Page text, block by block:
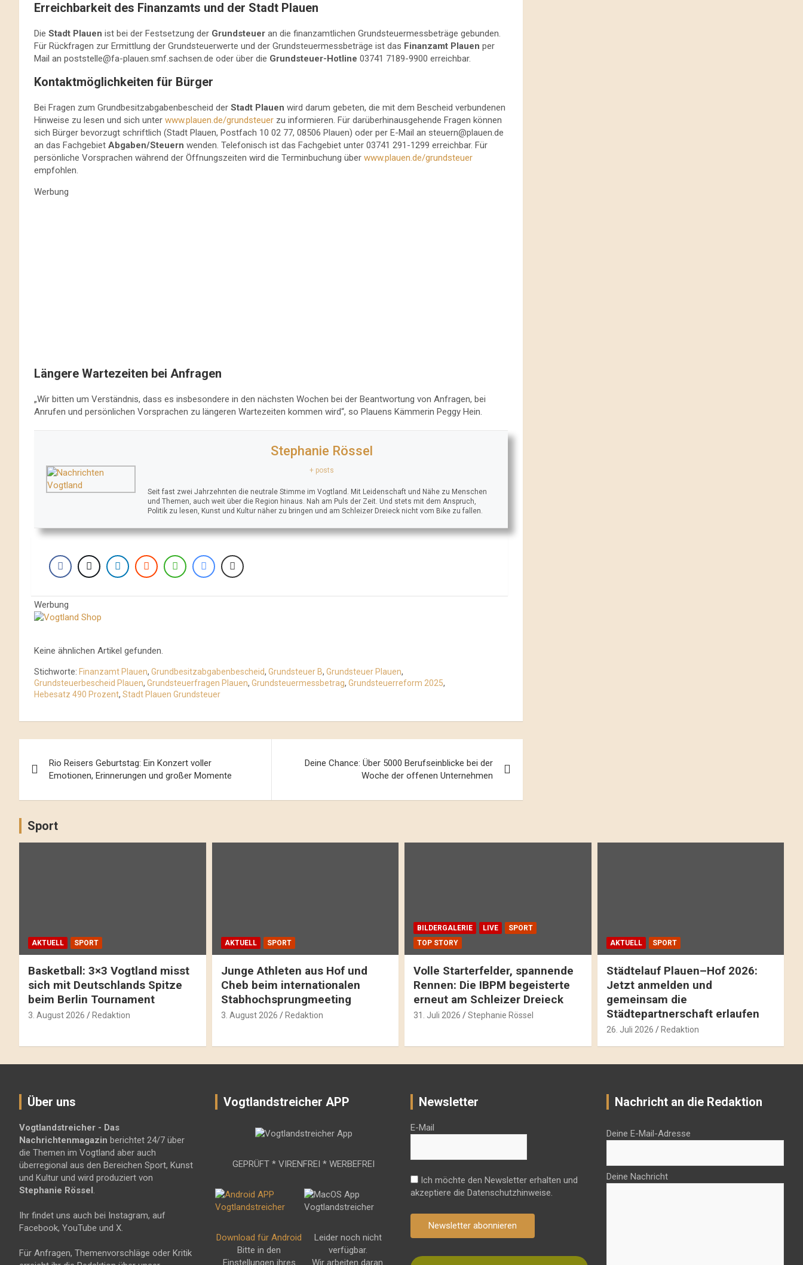
Erreichbarkeit des Finanzamts und der Stadt Plauen
Die Stadt Plauen ist bei der Festsetzung der Grundsteuer an die finanzamtlichen Grundsteuermessbeträge gebunden.
Für Rückfragen zur Ermittlung der Grundsteuerwerte und der Grundsteuermessbeträge ist das Finanzamt Plauen per
Mail an poststelle@fa-plauen.smf.sachsen.de oder über die Grundsteuer-Hotline 03741 7189-9900 erreichbar.
Kontaktmöglichkeiten für Bürger
Bei Fragen zum Grundbesitzabgabenbescheid der Stadt Plauen wird darum gebeten, die mit dem Bescheid verbundenen
Hinweise zu lesen und sich unter www.plauen.de/grundsteuer zu informieren. Für darüberhinausgehende Fragen können
sich Bürger bevorzugt schriftlich (Stadt Plauen, Postfach 10 02 77, 08506 Plauen) oder per E-Mail an steuern@plauen.de
an das Fachgebiet Abgaben/Steuern wenden. Telefonisch ist das Fachgebiet unter 03741 291-1299 erreichbar. Für
persönliche Vorsprachen während der Öffnungszeiten wird die Terminbuchung über www.plauen.de/grundsteuer
empfohlen.
Werbung
Längere Wartezeiten bei Anfragen
„Wir bitten um Verständnis, dass es insbesondere in den nächsten Wochen bei der Beantwortung von Anfragen, bei
Anrufen und persönlichen Vorsprachen zu längeren Wartezeiten kommen wird“, so Plauens Kämmerin Peggy Hein.
Stephanie Rössel
+ posts
Seit fast zwei Jahrzehnten die neutrale Stimme im Vogtland. Mit Leidenschaft und Nähe zu Menschen
und Themen, auch weit über die Region hinaus. Nah am Puls der Zeit. Und stets mit dem Anspruch,
Politik zu lesen, Kunst und Kultur näher zu bringen und am Schleizer Dreieck nicht vom Bike zu fallen.
Werbung
Keine ähnlichen Artikel gefunden.
Stichworte: Finanzamt Plauen, Grundbesitzabgabenbescheid, Grundsteuer B, Grundsteuer Plauen,
Grundsteuerbescheid Plauen, Grundsteuerfragen Plauen, Grundsteuermessbetrag, Grundsteuerreform 2025,
Hebesatz 490 Prozent, Stadt Plauen Grundsteuer
Navigation
Rio Reisers Geburtstag: Ein Konzert voller
Emotionen, Erinnerungen und großer Momente
Deine Chance: Über 5000 Berufseinblicke bei der
Woche der offenen Unternehmen
Sport
AKTUELL SPORT
Basketball: 3×3 Vogtland misst
sich mit Deutschlands Spitze
beim Berlin Tournament
3. August 2026 Redaktion
AKTUELL SPORT
Junge Athleten aus Hof und
Cheb beim internationalen
Stabhochsprungmeeting
3. August 2026 Redaktion
BILDERGALERIE LIVE
SPORT
TOP STORY
Volle Starterfelder, spannende
Rennen: Die IBPM begeisterte
erneut am Schleizer Dreieck
31. Juli 2026 Stephanie Rössel
AKTUELL SPORT
Städtelauf Plauen–Hof 2026:
Jetzt anmelden und
gemeinsam die
Städtepartnerschaft erlaufen
26. Juli 2026 Redaktion
Über uns
Vogtlandstreicher - Das
Nachrichtenmagazin berichtet 24/7 über
die Themen im Vogtland aber auch
überregional aus den Bereichen Sport, Kunst
und Kultur und wird produziert von
Stephanie Rössel.
Ihr findet uns auch bei Instagram, auf
Facebook, YouTube und X.
Für Anfragen, Themenvorschläge oder Kritik
Vogtlandstreicher APP
GEPRÜFT * VIRENFREI * WERBEFREI
Download für Android
Bitte in den
Einstellungen ihres
Leider noch nicht
verfügbar.
Wir arbeiten daran.
Newsletter
E-Mail
Ich möchte den Newsletter erhalten und
akzeptiere die Datenschutzhinweise.
Newsletter abonnieren
Nachricht an die Redaktion
Deine E-Mail-Adresse
Deine Nachricht